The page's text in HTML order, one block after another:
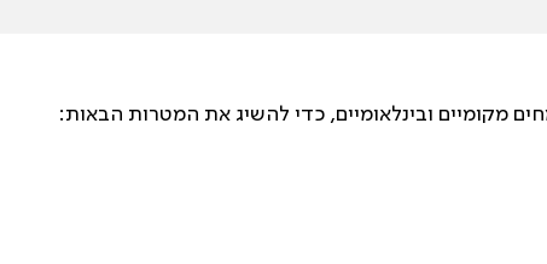
מקומיים ובינלאומיים, כדי להשיג את המטרות הבאות: